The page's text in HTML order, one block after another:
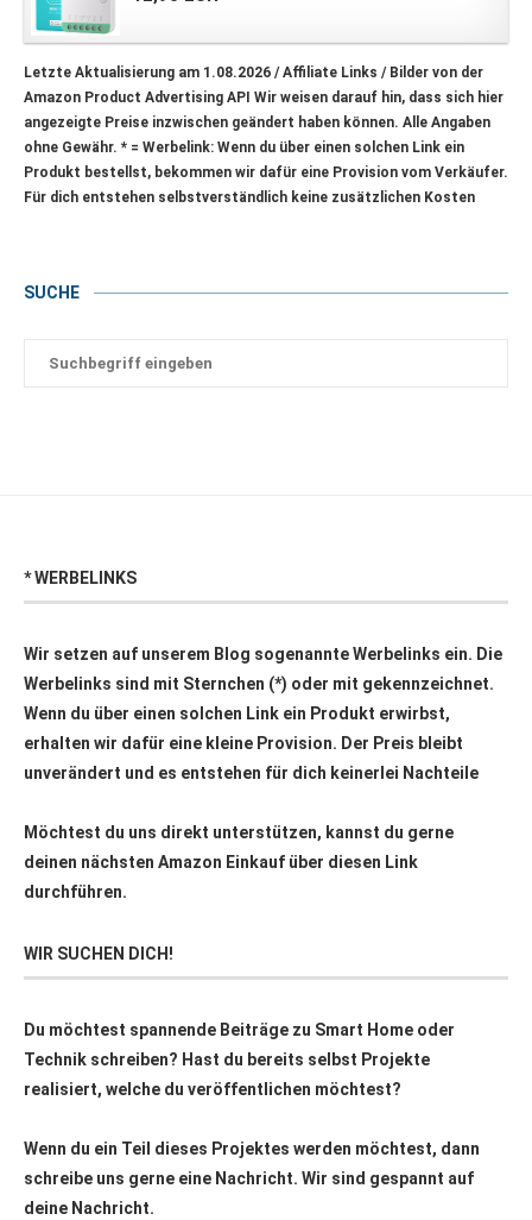
Letzte Aktualisierung am 1.08.2026 / Affiliate Links / Bilder von der
Amazon Product Advertising API Wir weisen darauf hin, dass sich hier
angezeigte Preise inzwischen geändert haben können. Alle Angaben
ohne Gewähr. * = Werbelink: Wenn du über einen solchen Link ein
Produkt bestellst, bekommen wir dafür eine Provision vom Verkäufer.
Für dich entstehen selbstverständlich keine zusätzlichen Kosten
SUCHE
* WERBELINKS
Wir setzen auf unserem Blog sogenannte Werbelinks ein. Die
Werbelinks sind mit Sternchen (*) oder mit gekennzeichnet.
Wenn du über einen solchen Link ein Produkt erwirbst,
erhalten wir dafür eine kleine Provision. Der Preis bleibt
unverändert und es entstehen für dich keinerlei Nachteile
Möchtest du uns direkt unterstützen, kannst du gerne
deinen nächsten Amazon Einkauf über diesen Link
durchführen.
WIR SUCHEN DICH!
Du möchtest spannende Beiträge zu Smart Home oder
Technik schreiben? Hast du bereits selbst Projekte
realisiert, welche du veröffentlichen möchtest?
Wenn du ein Teil dieses Projektes werden möchtest, dann
schreibe uns gerne eine Nachricht. Wir sind gespannt auf
deine Nachricht.